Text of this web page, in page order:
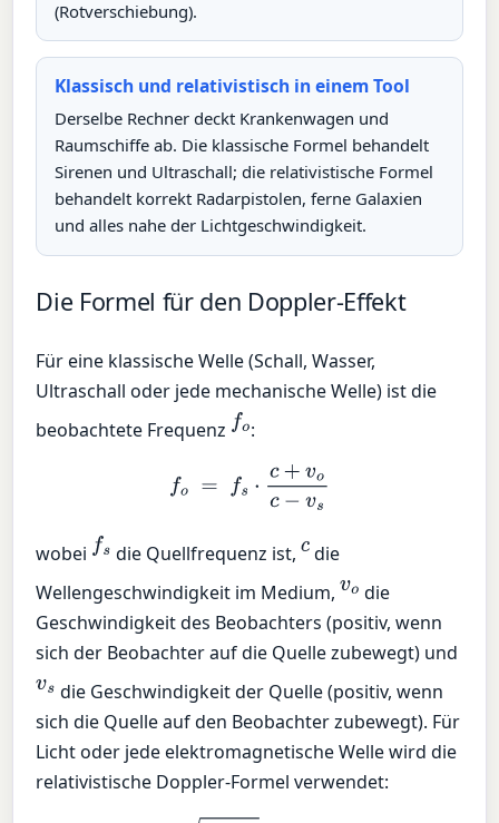
(Rotverschiebung).
Klassisch und relativistisch in einem Tool
Derselbe Rechner deckt Krankenwagen und
Raumschiffe ab. Die klassische Formel behandelt
Sirenen und Ultraschall; die relativistische Formel
behandelt korrekt Radarpistolen, ferne Galaxien
und alles nahe der Lichtgeschwindigkeit.
Die Formel für den Doppler-Effekt
Für eine klassische Welle (Schall, Wasser,
Ultraschall oder jede mechanische Welle) ist die
beobachtete Frequenz fo:
o=f ⋅c v oc−vs
wobei fs die Quellfrequenz ist, cdie
Wellengeschwindigkeit im Medium,vo die
Geschwindigkeit des Beobachters (positiv, wenn
sich der Beobachter auf die Quelle zubewegt) und
vs die Geschwindigkeit der Quelle (positiv, wenn
sich die Quelle auf den Beobachter zubewegt). Für
Licht oder jede elektromagnetische Welle wird die
relativistische Doppler-Formel verwendet: